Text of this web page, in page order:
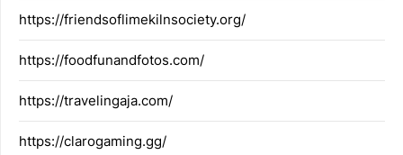
https://friendsoflimekilnsociety.org/
https://foodfunandfotos.com/
https://travelingaja.com/
https://clarogaming.gg/